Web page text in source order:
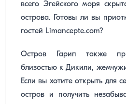
всего Эгейского моря
острова. Готовы ли вы
гостей Limancepte.com?
Остров Гарип также
близостью к Дикили,
Если вы хотите открыть для
остров и получить